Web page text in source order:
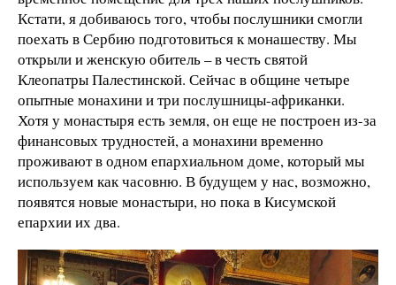
Кстати, я добиваюсь того, чтобы послушники смогли
поехать в Сербию подготовиться к монашеству. Мы
открыли и женскую обитель – в честь святой
Клеопатры Палестинской. Сейчас в общине четыре
опытные монахини и три послушницы-африканки.
Хотя у монастыря есть земля, он еще не построен из-за
финансовых трудностей, а монахини временно
проживают в одном епархиальном доме, который мы
используем как часовню. В будущем у нас, возможно,
появятся новые монастыри, но пока в Кисумской
епархии их два.